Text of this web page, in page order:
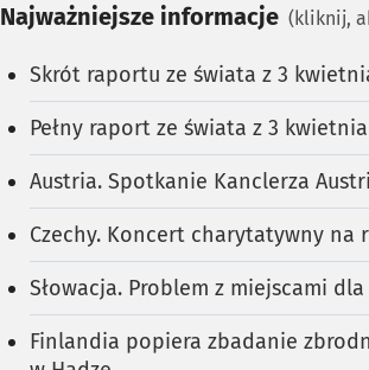
Najważniejsze informacje (kliknij,
Skrót raportu ze świata z 3
Pełny raport ze świata z 3 kwietnia
Austria. Spotkanie Kanclerza
Czechy. Koncert charytatywny na
Słowacja. Problem z miejscami
Finlandia popiera zbadanie